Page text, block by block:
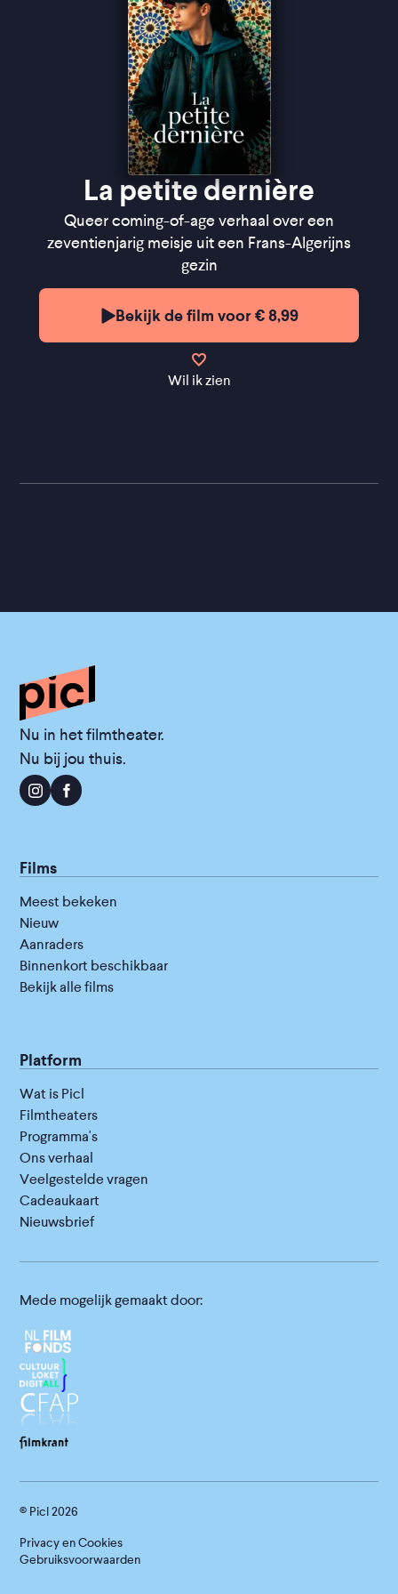
La petite dernière
Queer coming-of-age verhaal over een
zeventienjarig meisje uit een Frans-Algerijns
gezin
Bekijk de film voor € 8,99
Wil ik zien
Nu in het filmtheater.
Nu bij jou thuis.
Films
Meest bekeken
Nieuw
Aanraders
Binnenkort beschikbaar
Bekijk alle films
Platform
Wat is Picl
Filmtheaters
Programma's
Ons verhaal
Veelgestelde vragen
Cadeaukaart
Nieuwsbrief
Mede mogelijk gemaakt door:
© Picl2026
Privacy en Cookies
Gebruiksvoorwaarden